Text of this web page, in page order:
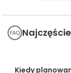
zakupy oraz
codzienne
Kiedy